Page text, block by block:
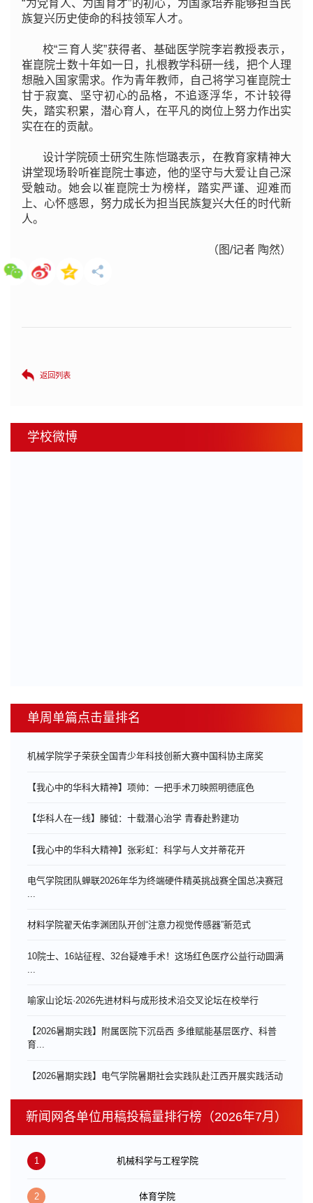
“为党育人、为国育才”的初心，为国家培养能够担当民
族复兴历史使命的科技领军人才。
校“三育人奖”获得者、基础医学院李岩教授表示，
崔崑院士数十年如一日，扎根教学科研一线，把个人理
想融入国家需求。作为青年教师，自己将学习崔崑院士
甘于寂寞、坚守初心的品格，不追逐浮华，不计较得
失，踏实积累，潜心育人，在平凡的岗位上努力作出实
实在在的贡献。
设计学院硕士研究生陈恺璐表示，在教育家精神大
讲堂现场聆听崔崑院士事迹，他的坚守与大爱让自己深
受触动。她会以崔崑院士为榜样，踏实严谨、迎难而
上、心怀感恩，努力成长为担当民族复兴大任的时代新
人。
（图/记者 陶然）
返回列表
学校微博
单周单篇点击量排名
机械学院学子荣获全国青少年科技创新大赛中国科协主席奖
【我心中的华科大精神】项帅：一把手术刀映照明德底色
【华科人在一线】滕钺：十载潜心治学 青春赴黔建功
【我心中的华科大精神】张彩虹：科学与人文并蒂花开
电气学院团队蝉联2026年华为终端硬件精英挑战赛全国总决赛冠
材料学院翟天佑李渊团队开创“注意力视觉传感器”新范式
10院士、16站征程、32台疑难手术！这场红色医疗公益行动圆满
喻家山论坛·2026先进材料与成形技术沿交叉论坛在校举行
【2026暑期实践】附属医院下沉岳西 多维赋能基层医疗、科普
育...
【2026暑期实践】电气学院暑期社会实践队赴江西开展实践活动
新闻网各单位用稿投稿量排行榜（2026年7月）
1 机械科学与工程学院
2 体育学院